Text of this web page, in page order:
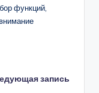
функций,
запись